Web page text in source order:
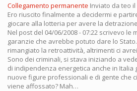
Collegamento permanente Inviato da teo
Ero riuscito finalmente a decidermi e
giocare alla lotteria per avere la
Nel post del 04/06/2008 - 07:22 scrivevo
garanzie che avrebbe potuto dare lo
rimangiato la retroattività, altrimenti ci
Sono dei criminali, si stava iniziando a
di indipendenza energetica anche in Italia
nuove figure professionali e di gente che
viene affossato? Mah…